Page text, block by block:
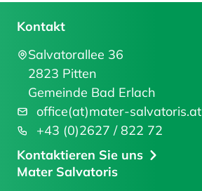
Mater Salvatoris
Kontakt
Salvatorallee 36
2823 Pitten
Gemeinde Bad Erlach
office(at)mater-salvatoris.at
+43 (0)2627 / 822 72
Kontaktieren Sie uns